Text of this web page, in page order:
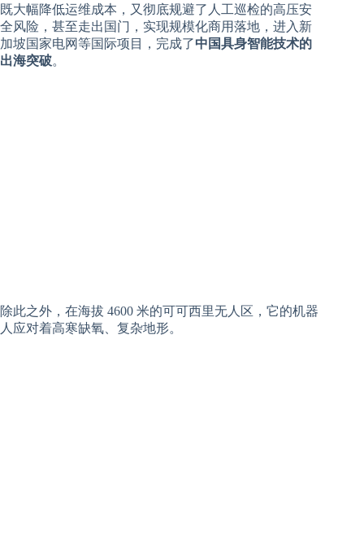
既大幅降低运维成本，又彻底规避了人工巡检的高压安
全风险，甚至走出国门，实现规模化商用落地，进入新
加坡国家电网等国际项目，完成了中国具身智能技术的
出海突破
除此之外，在海拔 4600 米的可可西里无人区，它的机器
人应对着高寒缺氧、复杂地形。